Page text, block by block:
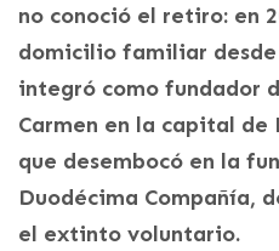
no conoció el retiro: en
domicilio familiar desde
integró como fundador
Carmen en la capital
que desembocó en la
Duodécima Compañía,
el extinto voluntario.